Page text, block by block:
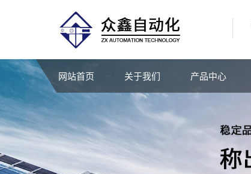
网站首页 关于我们 产品中心